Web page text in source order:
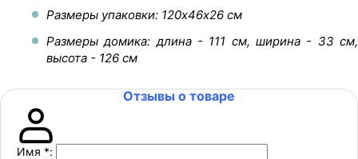
Размеры упаковки: 120х46х26 см
Размеры домика: длина - 111 см, ширина - 33 см,
высота - 126 см
Отзывы о товаре
Имя *: